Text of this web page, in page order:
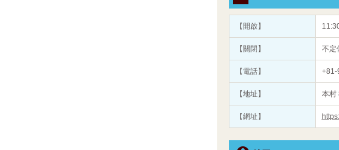
【開啟】
【關閉】 不定
【電話】 +81-
【地址】 本村
【網址】